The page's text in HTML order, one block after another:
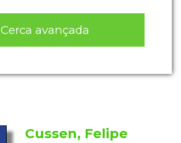
Cerca avançada
Cussen, Felipe